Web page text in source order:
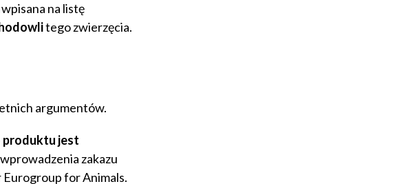
na listę
tego zwierzęcia.
argumentów.
produktu jest
zakazu
for Animals.